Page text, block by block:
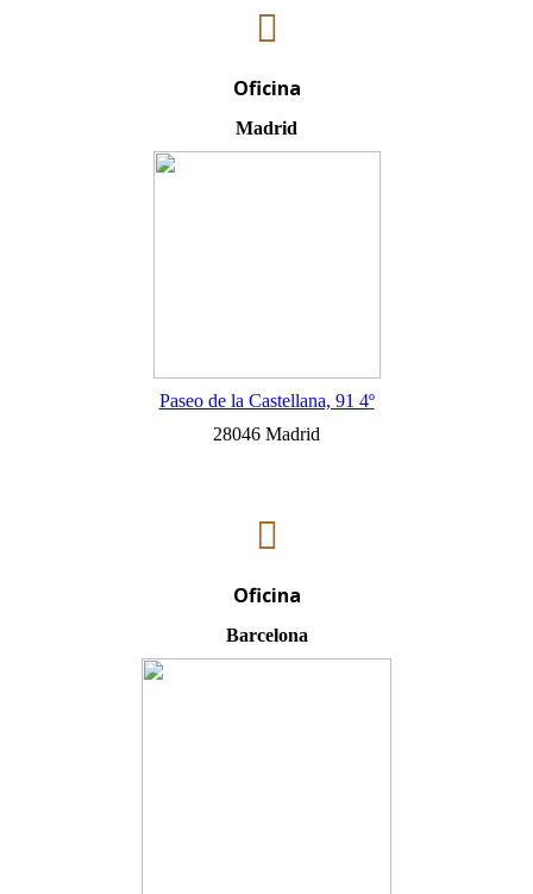
Oficina
Madrid
Paseo de la Castellana, 91 4º
28046 Madrid
Oficina
Barcelona